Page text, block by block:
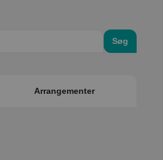
Søg
Arrangementer